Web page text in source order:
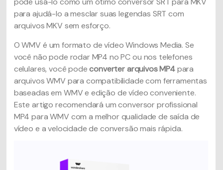
para ajudá-lo a mesclar suas legendas SRT com
arquivos MKV sem esforço.
O WMV é um formato de vídeo Windows Media. Se
você não pode rodar MP4 no PC ou nos telefones
celulares, você podeconverter arquivos MP4para
arquivos WMV para compatibilidade com ferramentas
baseadas em WMV e edição de vídeo conveniente.
Este artigo recomendará um conversor profissional
MP4 para WMV com a melhor qualidade de saída de
vídeo e a velocidade de conversão mais rápida.